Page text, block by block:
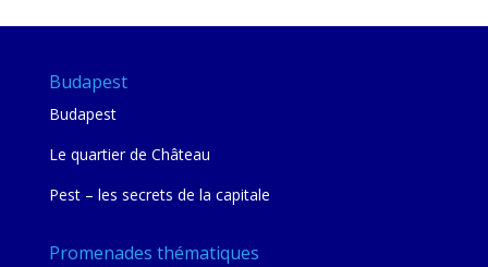
Budapest
Budapest
Le quartier de Château
Pest – les secrets de la capitale
Promenades thématiques